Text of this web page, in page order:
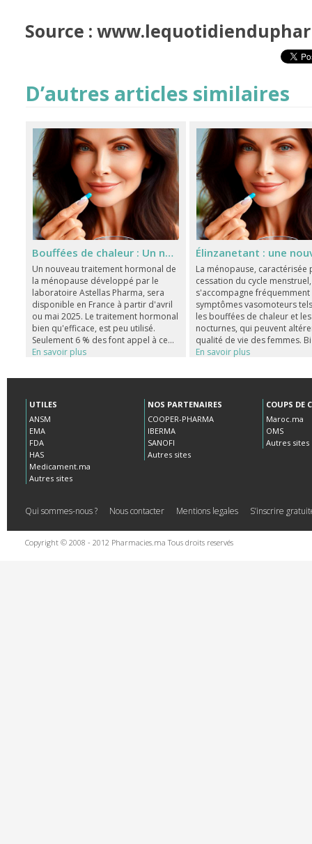
Source :
D’autres articles similaires
Bouffées de chaleur : Un nouveau médicament arrive bientôt
Un nouveau traitement hormonal de
la ménopause développé par le
laboratoire Astellas Pharma, sera
disponible en France à partir d'avril
ou mai 2025. Le traitement hormonal
bien qu'efficace, est peu utilisé.
Seulement 6 % des font appel à ce...
En savoir plus
La ménopause, caractérisée
cessation du cycle menstruel,
s'accompagne
symptômes vasomoteurs
les bouffées de chaleur et
nocturnes, qui peuvent
qualité de vie des femmes.
En savoir plus
UTILES
ANSM
EMA
FDA
HAS
Medicament.ma
Autres sites
NOS PARTENAIRES
COOPER-PHARMA
IBERMA
SANOFI
Autres sites
COUPS DE
Maroc.ma
OMS
Autres sites
Qui sommes-nous ? Nous contacter Mentions legales S’inscrire
Copyright © 2008 - 2012 Pharmacies.ma Tous droits reservés